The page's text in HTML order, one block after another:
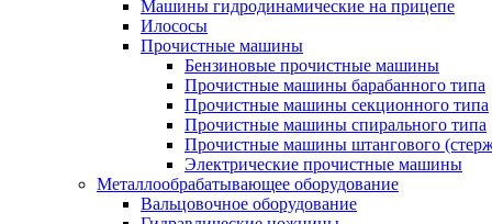
Машины гидродинамические на прицепе
Илососы
Прочистные машины
Бензиновые прочистные машины
Прочистные машины барабанного типа
Прочистные машины секционного типа
Прочистные машины спирального типа
Прочистные машины штангового
Электрические прочистные машины
Металлообрабатывающее оборудование
Вальцовочное оборудование